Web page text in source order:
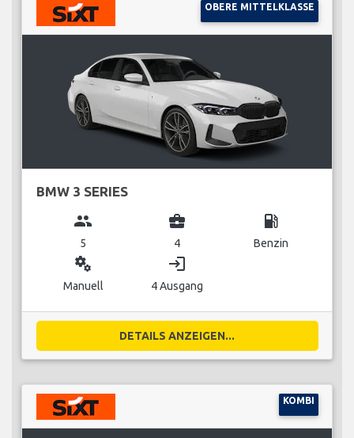
OBERE MITTELKLASSE
BMW 3 SERIES
group
5
business_center
4
local_gas_station
Benzin
miscellaneous_services
Manuell
login
4 Ausgang
DETAILS ANZEIGEN...
KOMBI